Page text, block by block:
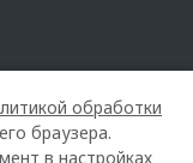
обработки
браузера.
в настройках